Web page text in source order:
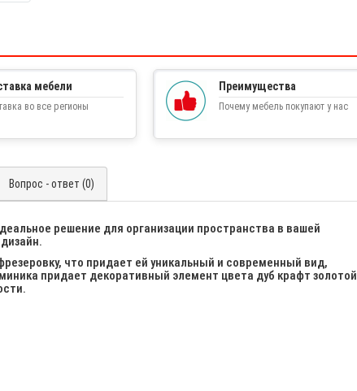
мебели
во все регионы
Преимущества
Почему мебель покупают у нас
Вопрос - ответ (0)
решение для организации пространства в вашей
что придает ей уникальный и современный вид,
придает декоративный элемент цвета дуб крафт золотой